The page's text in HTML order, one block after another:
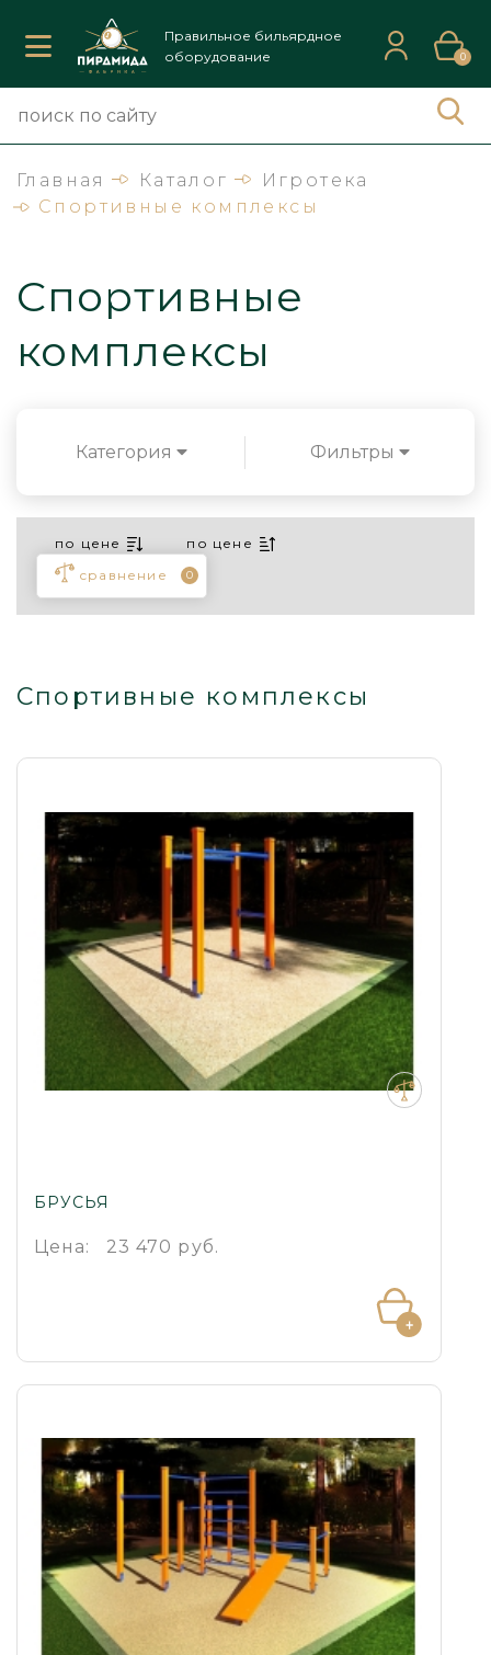
Правильное бильярдное
оборудование
0
Главная Каталог
Игротека
Спортивные комплексы
Спортивные
комплексы
Категория Фильтры
по цене
по цене
сравнение
0
Спортивные комплексы
БРУСЬЯ
Цена: 23 470 руб.